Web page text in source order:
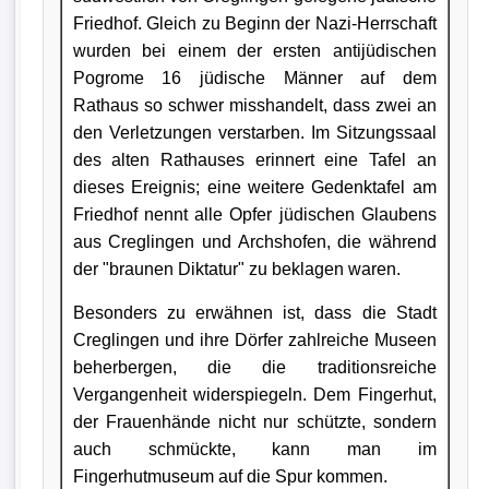
Friedhof. Gleich zu Beginn der Nazi-Herrschaft
wurden bei einem der ersten antijüdischen
Pogrome 16 jüdische Männer auf dem
Rathaus so schwer misshandelt, dass zwei an
den Verletzungen verstarben. Im Sitzungssaal
des alten Rathauses erinnert eine Tafel an
dieses Ereignis; eine weitere Gedenktafel am
Friedhof nennt alle Opfer jüdischen Glaubens
aus Creglingen und Archshofen, die während
der "braunen Diktatur" zu beklagen waren.
Besonders zu erwähnen ist, dass die Stadt
Creglingen und ihre Dörfer zahlreiche Museen
beherbergen, die die traditionsreiche
Vergangenheit widerspiegeln. Dem Fingerhut,
der Frauenhände nicht nur schützte, sondern
auch schmückte, kann man im
Fingerhutmuseum auf die Spur kommen.